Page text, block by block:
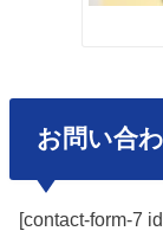
お問い合
[contact-form-7